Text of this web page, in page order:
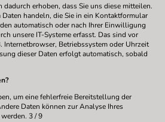
dadurch erhoben, dass Sie uns diese mitteilen.
Daten handeln, die Sie in ein Kontaktformular
automatisch oder nach Ihrer Einwilligung
unsere IT-Systeme erfasst. Das sind vor
Internetbrowser, Betriebssystem oder Uhrzeit
dieser Daten erfolgt automatisch, sobald
um eine fehlerfreie Bereitstellung der
Daten können zur Analyse Ihres
3 / 9